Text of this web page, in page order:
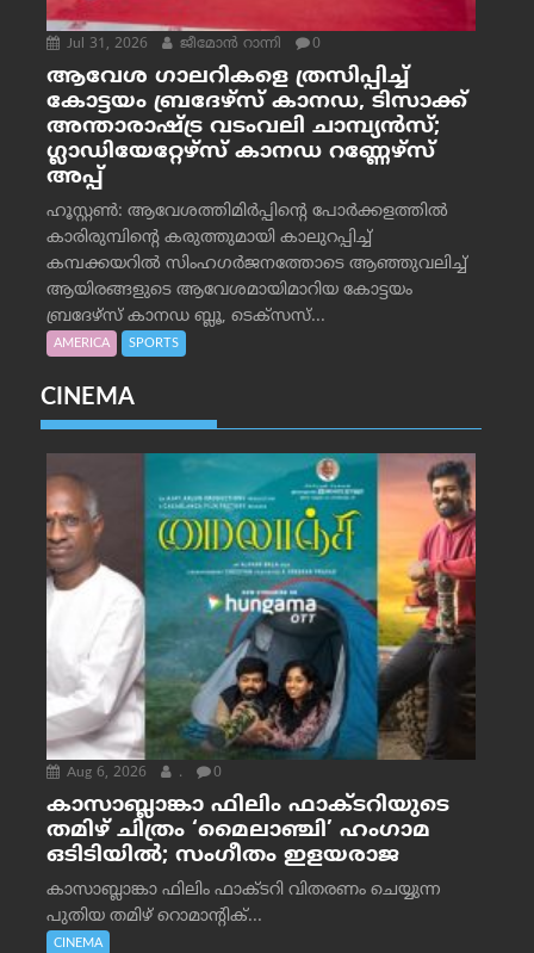
Jul 31, 2026 ജീമോന്‍ റാന്നി 0
ആവേശ ഗാലറികളെ ത്രസിപ്പിച്ച്
കോട്ടയം ബ്രദേഴ്‌സ് കാനഡ, ടിസാക്ക്
അന്താരാഷ്ട്ര വടംവലി ചാമ്പ്യന്‍സ്;
ഗ്ലാഡിയേറ്റേഴ്‌സ് കാനഡ റണ്ണേഴ്‌സ്
അപ്പ്
ഹൂസ്റ്റണ്‍: ആവേശത്തിമിര്‍പ്പിന്റെ പോര്‍ക്കളത്തില്‍
കാരിരുമ്പിന്റെ കരുത്തുമായി കാലുറപ്പിച്ച്
കമ്പക്കയറില്‍ സിംഹഗര്‍ജനത്തോടെ ആഞ്ഞുവലിച്ച്
ആയിരങ്ങളുടെ ആവേശമായിമാറിയ കോട്ടയം
ബ്രദേഴ്‌സ് കാനഡ ബ്ലൂ, ടെക്‌സസ്...
AMERICA SPORTS
CINEMA
Aug 6, 2026 . 0
കാസാബ്ലാങ്കാ ഫിലിം ഫാക്ടറിയുടെ
തമിഴ് ചിത്രം ‘മൈലാഞ്ചി’ ഹംഗാമ
ഒടിടിയിൽ; സംഗീതം ഇളയരാജ
കാസാബ്ലാങ്കാ ഫിലിം ഫാക്ടറി വിതരണം ചെയ്യുന്ന
പുതിയ തമിഴ് റൊമാന്റിക്...
CINEMA